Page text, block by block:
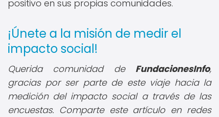
positivo en sus propias comunidades.
¡Únete a la misión de medir el
impacto social!
Querida comunidad de FundacionesInfo,
gracias por ser parte de este viaje hacia la
medición del impacto social a través de las
encuestas. Comparte este artículo en redes